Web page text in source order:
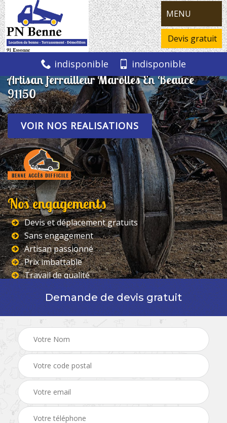
MENU
Devis gratuit
indisponible indisponible
Artisan ferrailleur Marolles En Beauce
91150
VOIR NOS REALISATIONS
Nos engagements
Devis et déplacement gratuits
Sans engagement
Artisan passionné
Prix imbattable
Travail de qualité
Demande de devis gratuit